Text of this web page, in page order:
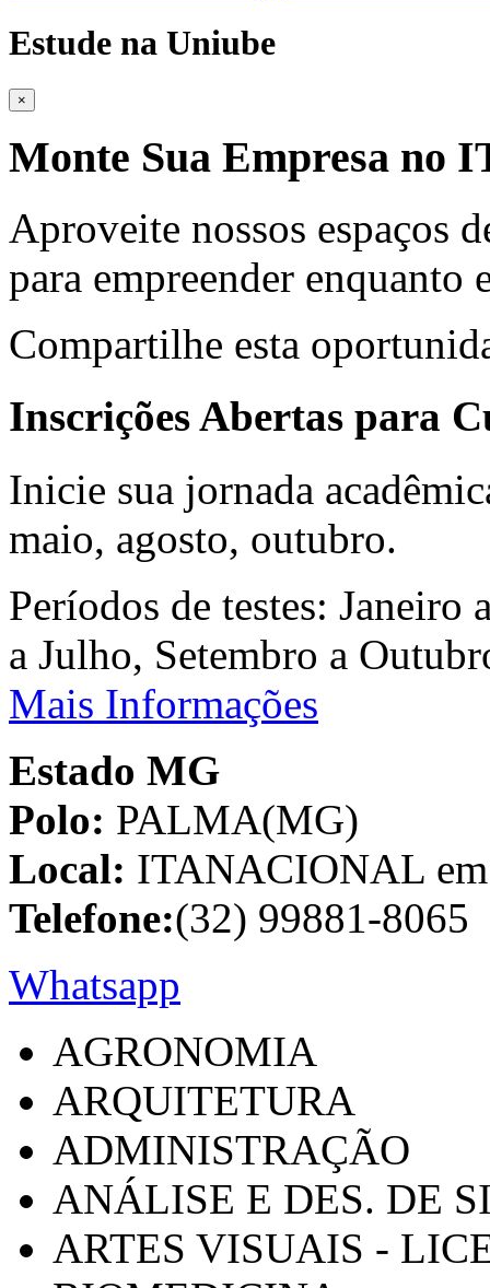
Estude na Uniube
×
Monte Sua Empresa no
Aproveite nossos espaços
para empreender enquanto
Compartilhe esta
Inscrições Abertas para
Inicie sua jornada
maio, agosto, outubro.
Períodos de testes:
a Julho, Setembro a
Mais Informações
Estado MG
Polo: PALMA(MG)
Local: ITANACIONAL
Telefone:(32) 99881-8065
Whatsapp
AGRONOMIA
ARQUITETURA
ADMINISTRAÇÃO
ANÁLISE E DES. DE
ARTES VISUAIS -